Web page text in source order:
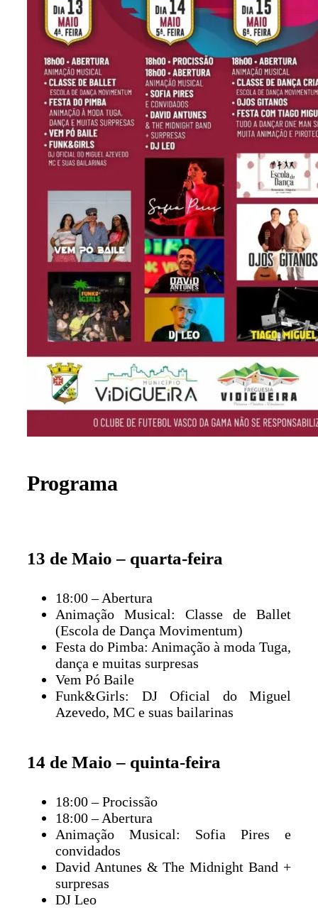
Programa
13 de Maio – quarta-feira
18:00 – Abertura
Animação Musical: Classe de Ballet
(Escola de Dança Movimentum)
Festa do Pimba: Animação à moda Tuga,
dança e muitas surpresas
Vem Pó Baile
Funk&Girls: DJ Oficial do Miguel
Azevedo, MC e suas bailarinas
14 de Maio – quinta-feira
18:00 – Procissão
18:00 – Abertura
Animação Musical: Sofia Pires e
convidados
David Antunes & The Midnight Band +
surpresas
DJ Leo